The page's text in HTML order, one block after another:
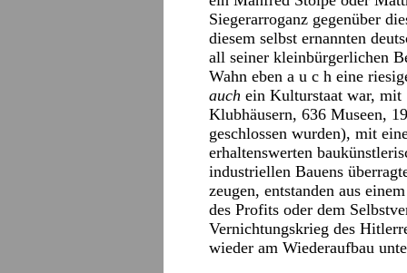
Siegerarroganz gegenüber
diesem selbst ernannten
all seiner kleinbürgerlichen
Wahn eben a u c h eine
auch ein Kulturstaat war, mit
Klubhäusern, 636 Museen,
geschlossen wurden), mit
erhaltenswerten
industriellen Bauens
zeugen, entstanden aus
des Profits oder dem
Vernichtungskrieg des
wieder am Wiederaufbau